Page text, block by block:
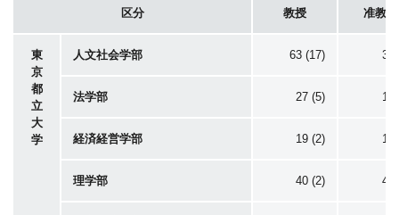
区分 教授 准教授
東
京
都
立
大
学
人文社会学部 63 (17) 30
法学部 27 (5) 10
経済経営学部 19 (2) 19
理学部 40 (2) 43